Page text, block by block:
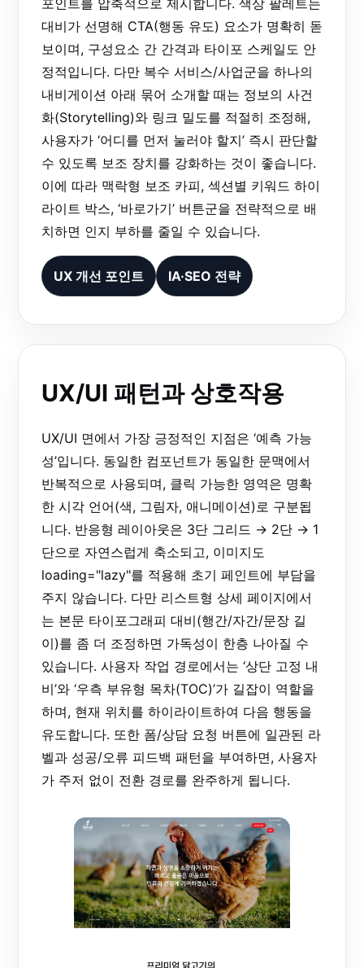
포인트를 압축적으로 제시합니다. 색상 팔레트는
대비가 선명해 CTA(행동 유도) 요소가 명확히 돋
보이며, 구성요소 간 간격과 타이포 스케일도 안
정적입니다. 다만 복수 서비스/사업군을 하나의
내비게이션 아래 묶어 소개할 때는 정보의 사건
화(Storytelling)와 링크 밀도를 적절히 조정해,
사용자가 ‘어디를 먼저 눌러야 할지’ 즉시 판단할
수 있도록 보조 장치를 강화하는 것이 좋습니다.
이에 따라 맥락형 보조 카피, 섹션별 키워드 하이
라이트 박스, ‘바로가기’ 버튼군을 전략적으로 배
치하면 인지 부하를 줄일 수 있습니다.
UX 개선 포인트 IA·SEO 전략
UX/UI 패턴과 상호작용
UX/UI 면에서 가장 긍정적인 지점은 ‘예측 가능
성’입니다. 동일한 컴포넌트가 동일한 문맥에서
반복적으로 사용되며, 클릭 가능한 영역은 명확
한 시각 언어(색, 그림자, 애니메이션)로 구분됩
니다. 반응형 레이아웃은 3단 그리드 → 2단 → 1
단으로 자연스럽게 축소되고, 이미지도
loading="lazy"를 적용해 초기 페인트에 부담을
주지 않습니다. 다만 리스트형 상세 페이지에서
는 본문 타이포그래피 대비(행간/자간/문장 길
이)를 좀 더 조정하면 가독성이 한층 나아질 수
있습니다. 사용자 작업 경로에서는 ‘상단 고정 내
비’와 ‘우측 부유형 목차(TOC)’가 길잡이 역할을
하며, 현재 위치를 하이라이트하여 다음 행동을
유도합니다. 또한 폼/상담 요청 버튼에 일관된 라
벨과 성공/오류 피드백 패턴을 부여하면, 사용자
가 주저 없이 전환 경로를 완주하게 됩니다.